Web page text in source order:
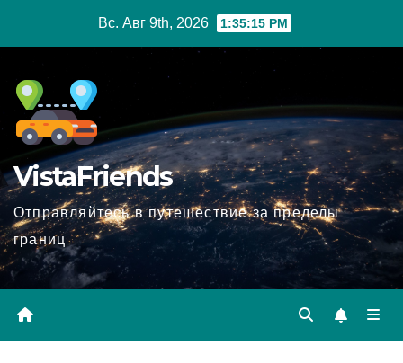
Вс. Авг 9th, 2026 1:35:16 PM
VistaFriends
Отправляйтесь в путешествие за пределы
границ